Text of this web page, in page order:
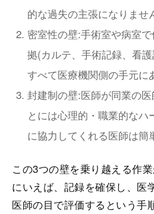
的な過失の主張になりませ
密室性の壁:手術室や病室
拠(カルテ、手術記録、看護
すべて医療機関側の手元に
封建制の壁:医師が同業の
とには心理的・職業的な
に協力してくれる医師は簡
この3つの壁を乗り越える作
にいえば、記録を確保し、医
医師の目で評価するという手